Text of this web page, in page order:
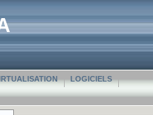
LOGICIELS